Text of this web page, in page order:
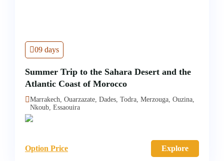
09 days
Summer Trip to the Sahara Desert and the
Atlantic Coast of Morocco
Marrakech, Ouarzazate, Dades, Todra, Merzouga, Ouzina,
Nkoub, Essaouira
Option Price Explore